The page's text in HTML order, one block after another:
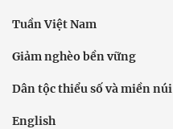
Tuần Việt Nam
Giảm nghèo bền vững
Dân tộc thiểu số và miền núi
English